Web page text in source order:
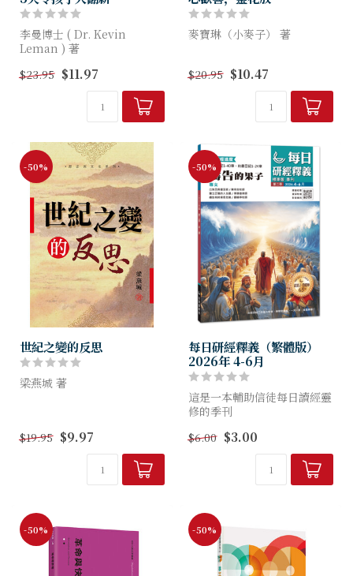
李曼博士 ( Dr. Kevin
Leman ) 著
本書作者是國際著名心理專
家，也是身經百戰的爸爸，這
書就是他親授給讀者的教養子
女「兵書」。它搔正現代父...
$23.95 $11.97
麥寶琳（小麥子） 著
仰； 詩意發自內心； 心情始
終真淳。 曾經有內地牧者，
把小麥子的作品喻為現代荒漠
甘泉。本書是作者繼《靈修
$20.95 $10.47
-50%
世紀之變的反思
梁燕城 著
化反思文章，是2001年到
2009年在中國的所見所聞反
思。從這批文章中，可見到中
$19.95 $9.97
-50%
每日研經釋義（繁體版）
2026年 4-6月
這是一本輔助信徒每日讀經靈
修的季刊
理，
養成讀經習慣，突破靈修艱
$6.00 $3.00
-50% -50%